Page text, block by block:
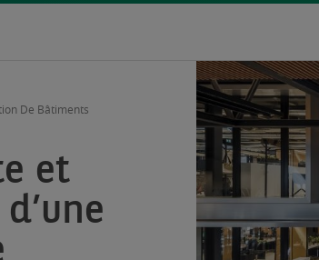
De Bâtiments
et